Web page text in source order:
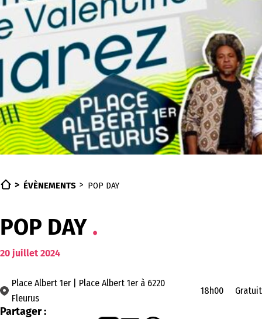
ÉVÈNEMENTS POP DAY
POP DAY
20 juillet 2024
Place Albert 1er | Place Albert 1er à 6220
Fleurus
18h00 Gratuit
Partager :